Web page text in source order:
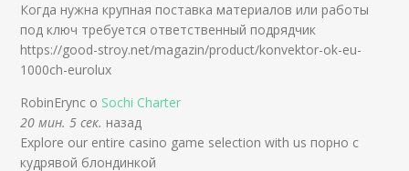
Когда нужна крупная поставка материалов или работы
под ключ требуется ответственный подрядчик
https://good-stroy.net/magazin/product/konvektor-ok-eu-
1000ch-eurolux
RobinErync о Sochi Charter
20 мин. 5 сек. назад
Explore our entire casino game selection with us порно с
кудрявой блондинкой